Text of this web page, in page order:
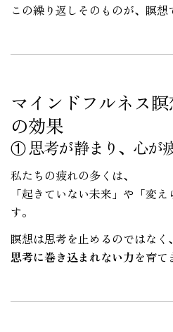
この繰り返しそのものが、瞑想
マインドフルネス
の効果
① 思考が静まり、心が
私たちの疲れの多くは、
「起きていない未来」や「変
す。
瞑想は思考を止めるのではなく、
思考に巻き込まれない力を育て